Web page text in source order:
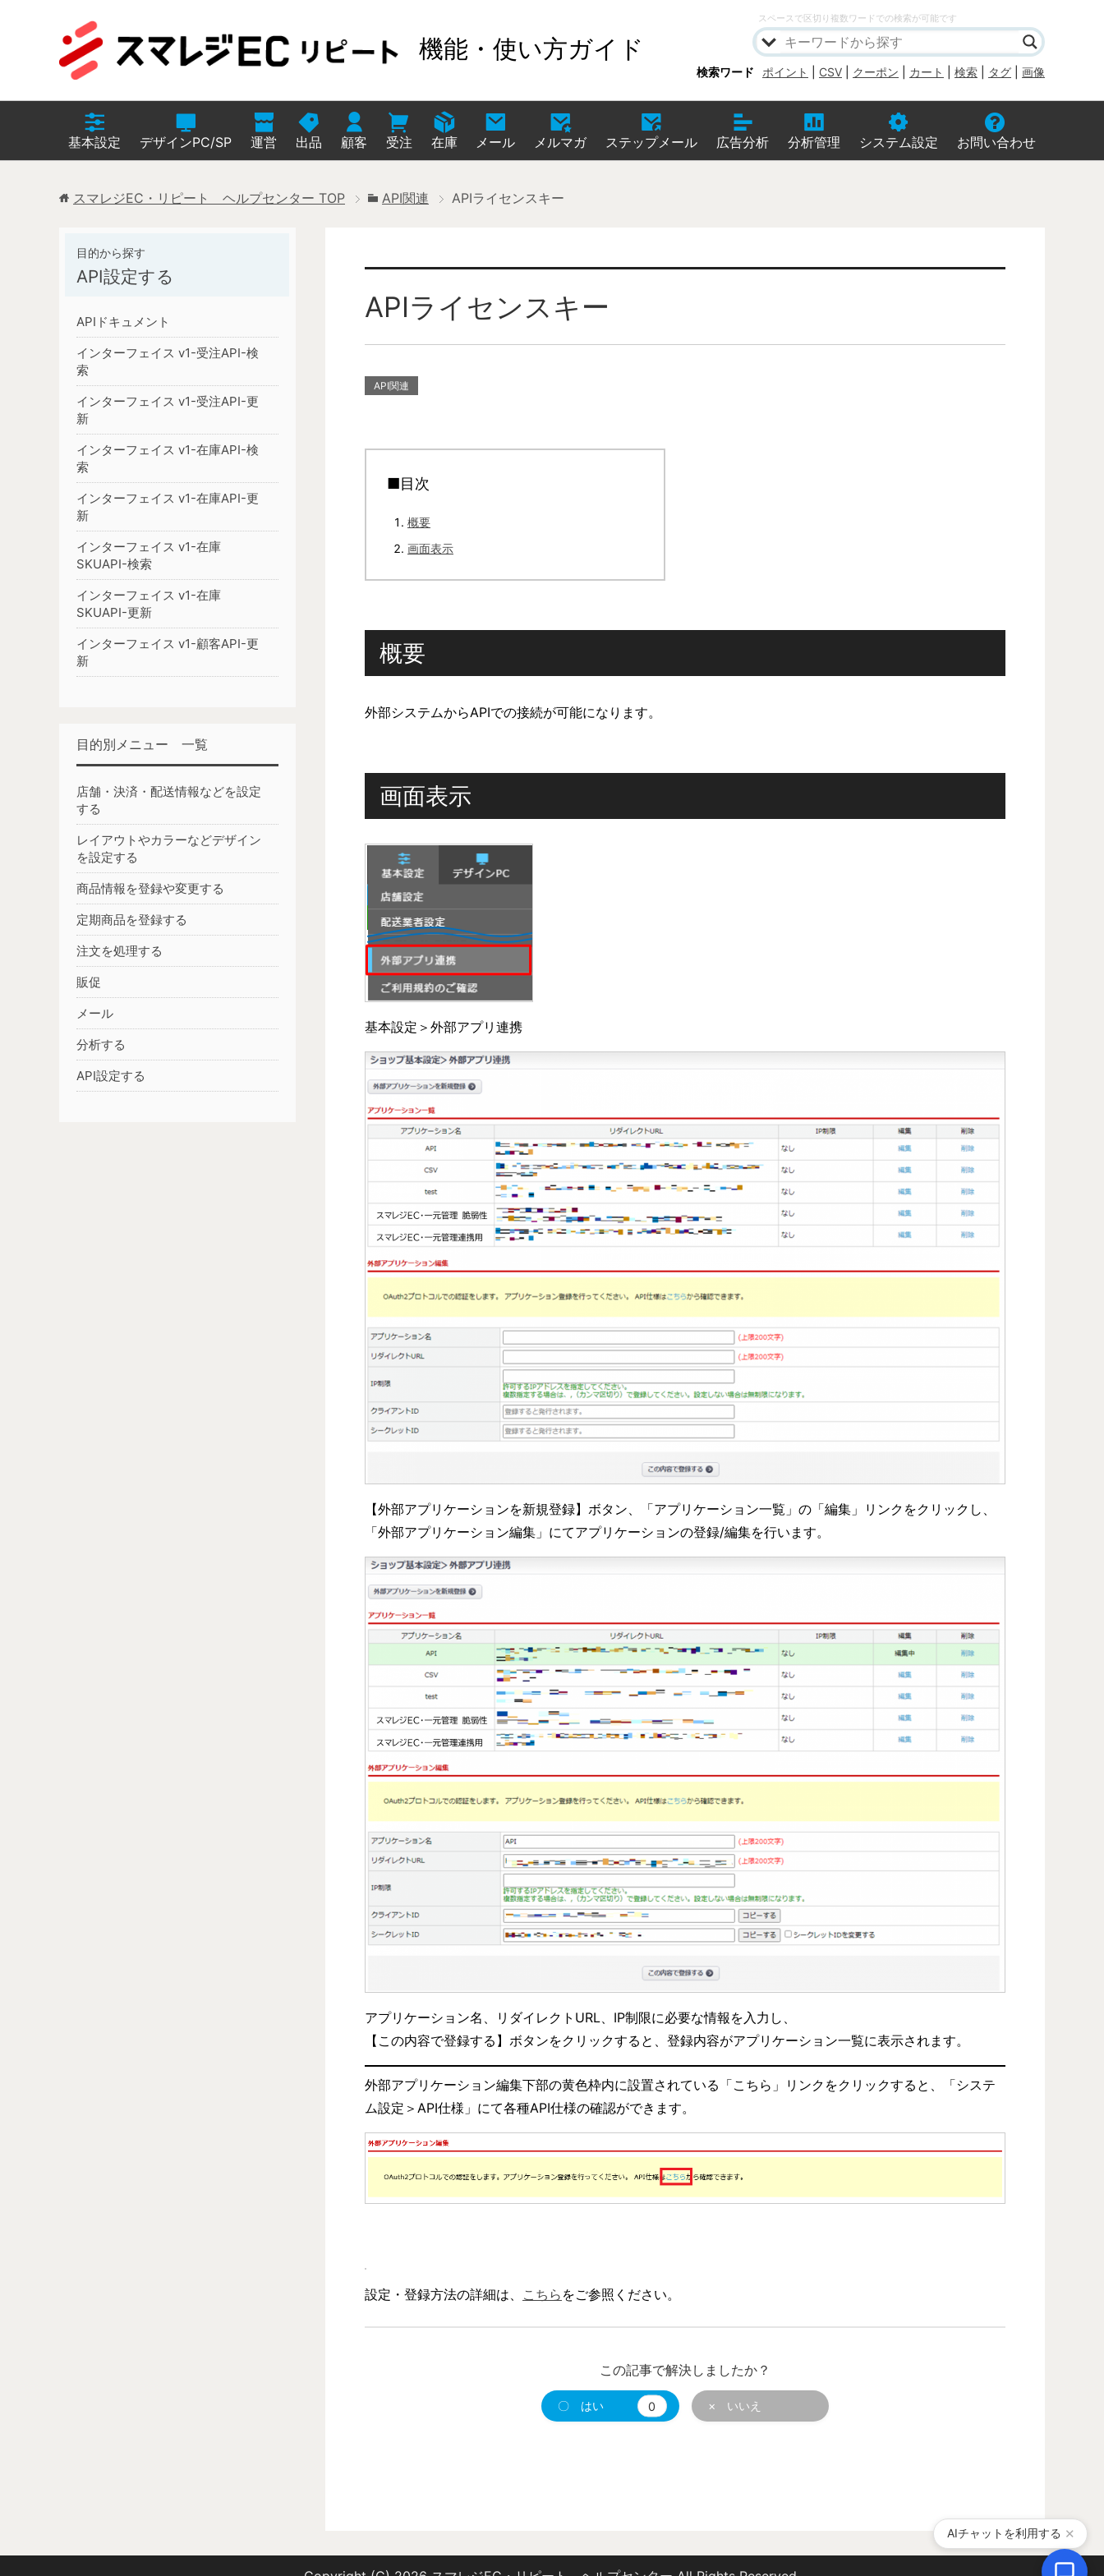
機能・使い方ガイド
スペースで区切り複数ワードでの検索が可能です
検索ワード ポイント CSV クーポン カート 検索 タグ 画像
基本設定 デザインPC/SP 運営 出品 顧客 受注 在庫 メール メルマガ ステップメール 広告分析 分析管理 システム設定 お問い合わせ
スマレジEC・リピート ヘルプセンター TOP API関連 APIライセンスキー
APIライセンスキー
API関連
■目次
概要
画面表示
概要
外部システムからAPIでの接続が可能になります。
画面表示
基本設定＞外部アプリ連携
【外部アプリケーションを新規登録】ボタン、「アプリケーション一覧」の「編集」リンクをクリックし、
「外部アプリケーション編集」にてアプリケーションの登録/編集を行います。
アプリケーション名、リダイレクトURL、IP制限に必要な情報を入力し、
【この内容で登録する】ボタンをクリックすると、登録内容がアプリケーション一覧に表示されます。
外部アプリケーション編集下部の黄色枠内に設置されている「こちら」リンクをクリックすると、「システ
ム設定＞API仕様」にて各種API仕様の確認ができます。
設定・登録方法の詳細は、 こちら をご参照ください。
この記事で解決しましたか？
〇 はい 0 × いいえ
API設定する
APIドキュメント
インターフェイス v1-受注API-検
索
インターフェイス v1-受注API-更
新
インターフェイス v1-在庫API-検
索
インターフェイス v1-在庫API-更
新
インターフェイス v1-在庫
SKUAPI-検索
インターフェイス v1-在庫
SKUAPI-更新
インターフェイス v1-顧客API-更
新
目的別メニュー 一覧
店舗・決済・配送情報などを設定
する
レイアウトやカラーなどデザイン
を設定する
商品情報を登録や変更する
定期商品を登録する
注文を処理する
販促
メール
分析する
API設定する
AIチャットを利用する ✕